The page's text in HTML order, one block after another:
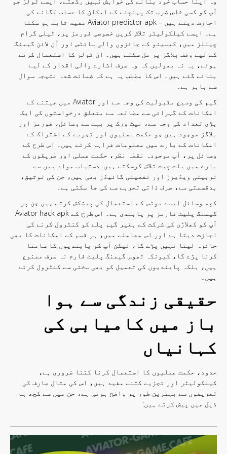
آپ کو کسی خاص ضرب تک پہنچنے کے امکان کا حساب لگانے کی
اجازت دیتے ہیں – Aviator predictor apk مفید ثابت ہو سکتا
ہے۔ ایسے کیلکولیٹر تلاش کریں خصوصی فورمز پر، ٹیلی گرام
چینلز میں، کیسینو کے جائزوں والی سائٹس اور آن لائن گیمنگ
کے لیے وقف بلاگز پر مل سکتے ہیں۔ ان ٹولز کا استعمال کرتے
ہوئے، یہ نہ بھولیں کہ وہ صرف اشارے والی اقدار کے لیے
بنائے گئے ہیں۔ اس کا مطلب یہ ہے کہ ضمانت شدہ نتیجہ سوال
سے باہر ہے۔
گیم کی وسیع مقبولیت کی وجہ سے اور Aviator میں جیتنے کے
امکانات کے گہرائی سے مطالعہ سے متعلق درخواستوں کی ایک
بڑی تعداد کی وجہ سے، نیٹ ورک پر بہت سے وسائل، فورمز اور
بلاگز موجود ہیں جو حکمت عملیوں اور تجربے کے اشتراک کے
امکانات کے بارے میں معلومات فراہم کرتے ہیں۔ اس طرح کے
وسائل پر، آپ موجودہ نقطہ نظر، حکمت عملی اور طریقوں کے
بارے میں بات چیت تلاش کرسکتے ہیں. دستیاب مواد میں سے
تربیتی ویڈیوز اور تفصیلی گائیڈز بھی ہیں، جن کی توثیق،
بدقسمتی سے، صرف ذاتی تجربے سے کی جا سکتی ہے۔
کچھ وسائل ایسے بوٹس کے استعمال کی پیشکش کرتے ہیں جن پر
گیمنگ پلیٹ فارمز پر پابندی ہے۔ اس طرح کے Aviator hack apk
آپ کو کھلاڑی کی شرکت کے بغیر گیم پلے کو کنٹرول کرنے کی
اجازت دیتا ہے اور اس معاملے میں، ہر قسم کے امکانات کا بھی
جائزہ لینا نہیں پڑے گا، لیکن آپ کو پابندیوں کا سامنا
کرنا پڑے گا، کیونکہ ٹھوس گیمنگ پلیٹ فارم نہ صرف ممنوع
ہیں، بلکہ پابندیوں کی تعمیل کو بھی سختی سے کنٹرول کرتے
ہیں۔
حقیقی زندگی سے ہوا
باز میں کامیابی کی
کہانیاں
حدود، حکمت عملیوں کا استعمال کرنا کتنا ضروری ہے،
کیلکولیٹر اور تجزیے کتنے مفید ہیں، اس کی مثال صارف کی
تعریفوں سے بہترین طور پر واضح ہوتی ہے، جن میں سے کچھ ہم
ذیل میں پیش کرتے ہیں: